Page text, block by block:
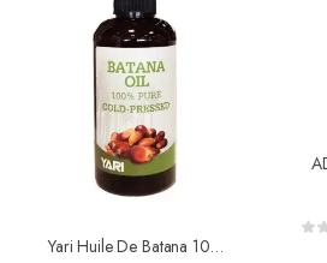
Yari Huile De Batana 100% Pure Presser A Froid 105ml